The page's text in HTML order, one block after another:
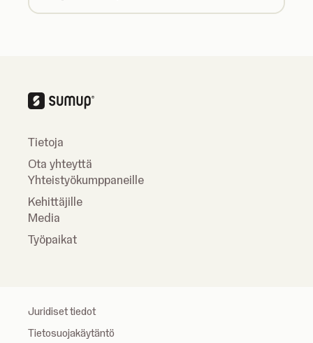
Tietoja
Ota yhteyttä
Yhteistyökumppaneille
Kehittäjille
Media
Työpaikat
Juridiset tiedot
Tietosuojakäytäntö